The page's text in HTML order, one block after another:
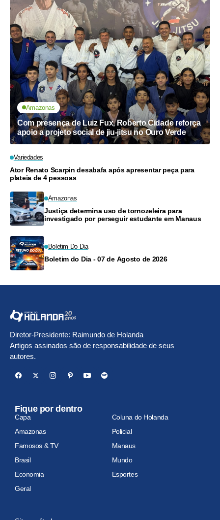
Amazonas
Com presença de Luiz Fux, Roberto Cidade reforça
apoio a projeto social de jiu-jitsu no Ouro Verde
Variedades
Ator Renato Scarpin desabafa após apresentar peça para
plateia de 4 pessoas
Amazonas
Justiça determina uso de tornozeleira para
investigado por perseguir estudante em Manaus
Boletim Do Dia
Boletim do Dia - 07 de Agosto de 2026
Diretor-Presidente: Raimundo de Holanda
Artigos assinados são de responsabilidade de seus
autores.
Fique por dentro
Capa
Coluna do Holanda
Amazonas
Policial
Famosos & TV
Manaus
Brasil
Mundo
Economia
Esportes
Geral